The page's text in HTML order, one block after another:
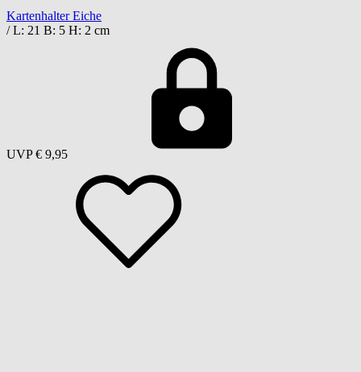
Kartenhalter Eiche
/ L: 21 B: 5 H: 2 cm
UVP € 9,95